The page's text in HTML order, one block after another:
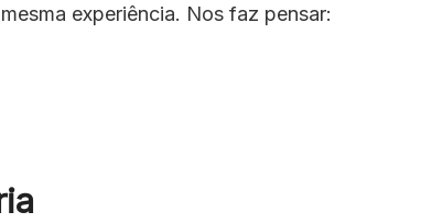
experiência. Nos faz pensar: